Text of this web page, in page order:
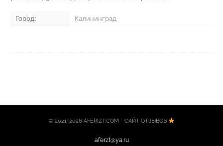
Город: Калининград
© 2021-2026 AFERIZT.COM - САЙТ ОТЗЫВОВ
aferzt@ya.ru